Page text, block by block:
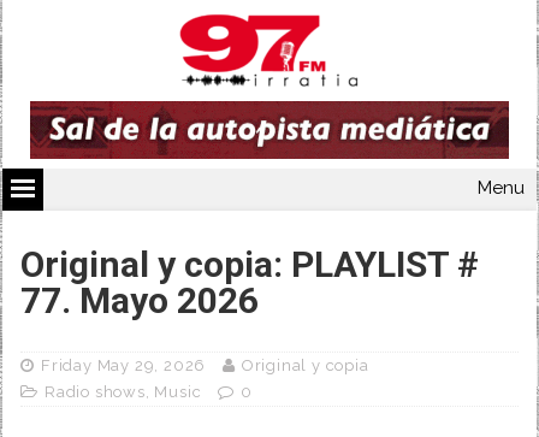
Menu
Original y copia: PLAYLIST #
77. Mayo 2026
Friday May 29, 2026
Original y copia
Radio shows Music 0